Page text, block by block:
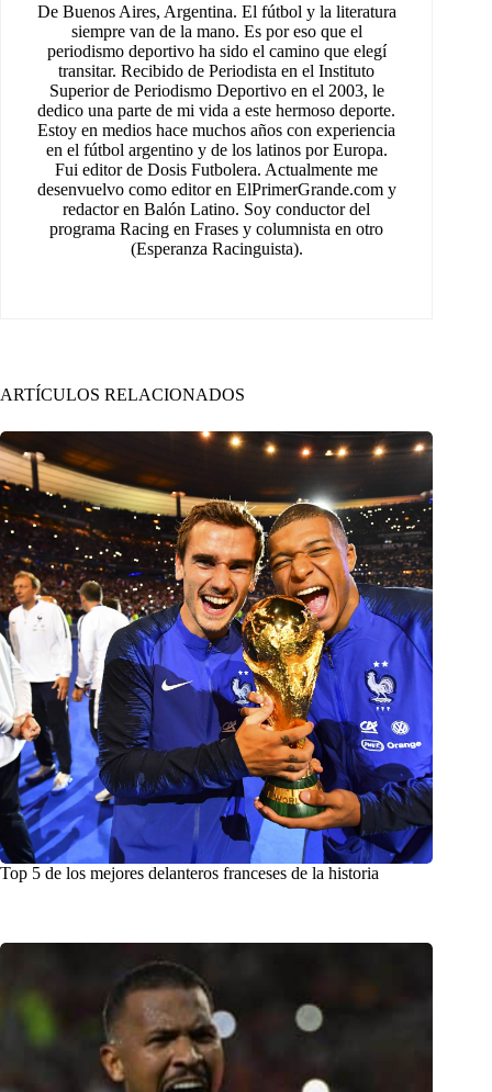
De Buenos Aires, Argentina. El fútbol y la literatura
siempre van de la mano. Es por eso que el
periodismo deportivo ha sido el camino que elegí
transitar. Recibido de Periodista en el Instituto
Superior de Periodismo Deportivo en el 2003, le
dedico una parte de mi vida a este hermoso deporte.
Estoy en medios hace muchos años con experiencia
en el fútbol argentino y de los latinos por Europa.
Fui editor de Dosis Futbolera. Actualmente me
desenvuelvo como editor en ElPrimerGrande.com y
redactor en Balón Latino. Soy conductor del
programa Racing en Frases y columnista en otro
(Esperanza Racinguista).
ARTÍCULOS RELACIONADOS
Top 5 de los mejores delanteros franceses de la historia